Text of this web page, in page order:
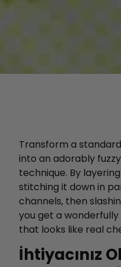
Transform a
into an adorably
technique. By
stitching it down in
channels, then
you get a
that looks like real
İhtiyacınız